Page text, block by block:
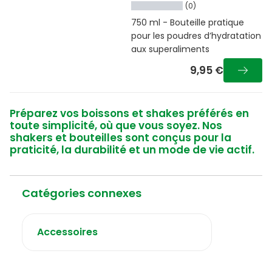
(0)
750 ml - Bouteille pratique
pour les poudres d’hydratation
aux superaliments
9,95 €
Préparez vos boissons et shakes préférés en
toute simplicité, où que vous soyez. Nos
shakers et bouteilles sont conçus pour la
praticité, la durabilité et un mode de vie actif.
Catégories connexes
Accessoires